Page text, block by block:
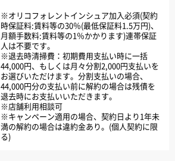
※オリコフォレントインシュア加入必須(契約
時保証料:賃料等の30％(最低保証料1.5万円)、
月額手数料:賃料等の1％かかります)連帯保証
人は不要です。
※退去時清掃費：初期費用支払い時に一括
44,000円、もしくは月々分割2,000円支払いを
お選びいただけます。分割支払いの場合、
44,000円分の支払い前に解約の場合は残債を
退去時にお支払いいただきます。
※店舗利用相談可
※キャンペーン適用の場合、契約日より1年未
満の解約の場合は違約金あり。(個人契約に限
る)